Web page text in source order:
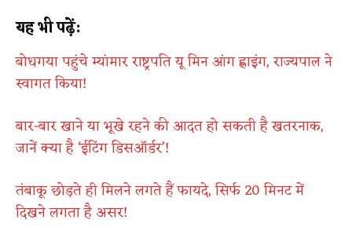
यह भी पढ़ें:
बोधगया पहुंचे म्यांमार राष्ट्रपति यू मिन आंग ह्लाइंग, राज्यपाल ने
स्वागत किया!
बार-बार खाने या भूखे रहने की आदत हो सकती है खतरनाक,
जानें क्या है ‘ईटिंग डिसऑर्डर’!
तंबाकू छोड़ते ही मिलने लगते हैं फायदे, सिर्फ 20 मिनट में
दिखने लगता है असर!